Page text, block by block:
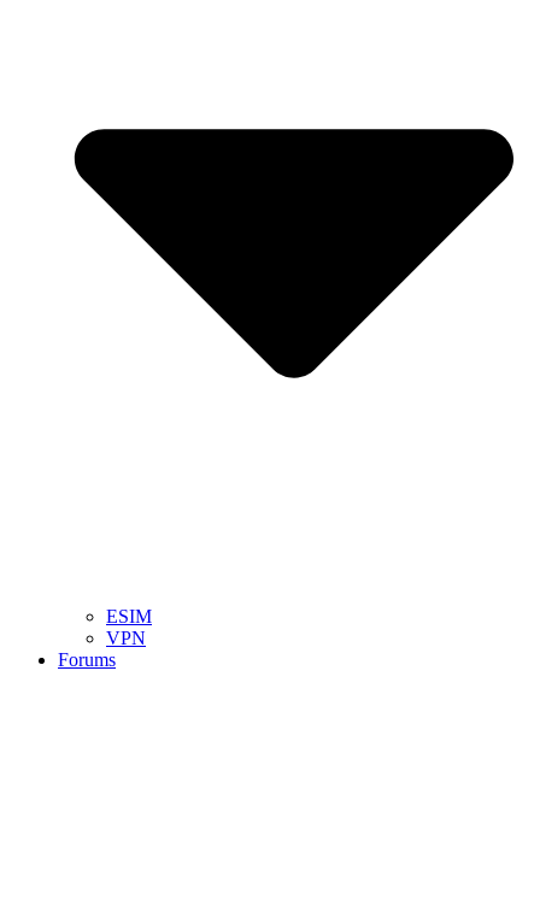
ESIM
VPN
Forums